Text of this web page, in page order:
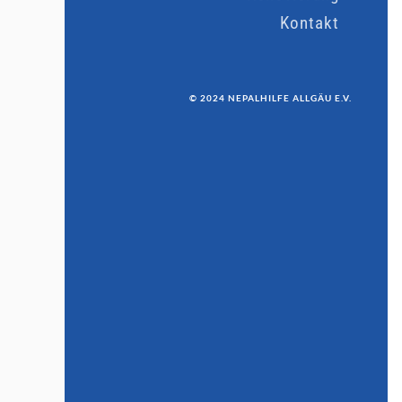
Kontakt
© 2024 NEPALHILFE ALLGÄU E.V.